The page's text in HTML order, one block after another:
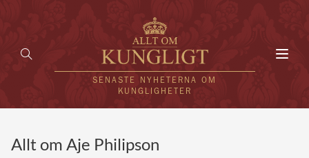
SENASTE NYHETERNA OM
KUNGLIGHETER
Allt om Aje Philipson